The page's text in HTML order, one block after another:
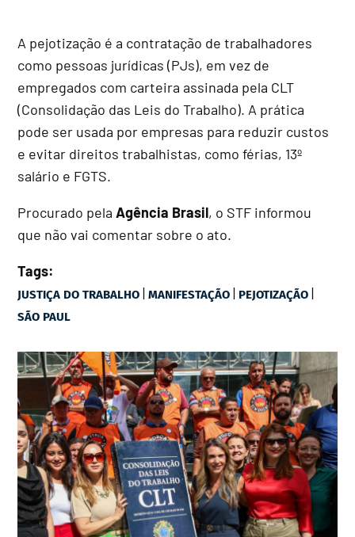
A pejotização é a contratação de trabalhadores
como pessoas jurídicas (PJs), em vez de
empregados com carteira assinada pela CLT
(Consolidação das Leis do Trabalho). A prática
pode ser usada por empresas para reduzir custos
e evitar direitos trabalhistas, como férias, 13º
salário e FGTS.
Procurado pela Agência Brasil, o STF informou
que não vai comentar sobre o ato.
Tags:
JUSTIÇA DO TRABALHO |MANIFESTAÇÃO | PEJOTIZAÇÃO |
SÃO PAUL